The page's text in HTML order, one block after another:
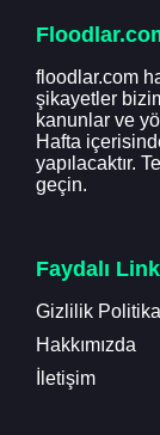
floodlar.com
şikayetler
kanunlar ve
Hafta
yapılacaktır.
geçin.
Faydalı
Gizlilik
Hakkımızda
İletişim